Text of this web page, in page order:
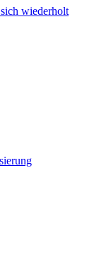
wiederholt